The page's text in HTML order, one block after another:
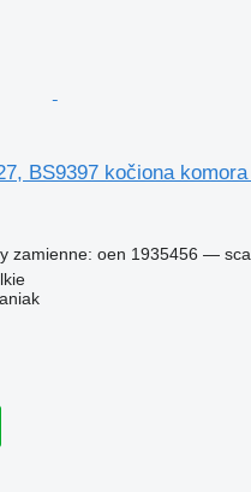
BS9397 kočiona
zamienne: oen 1935456 —